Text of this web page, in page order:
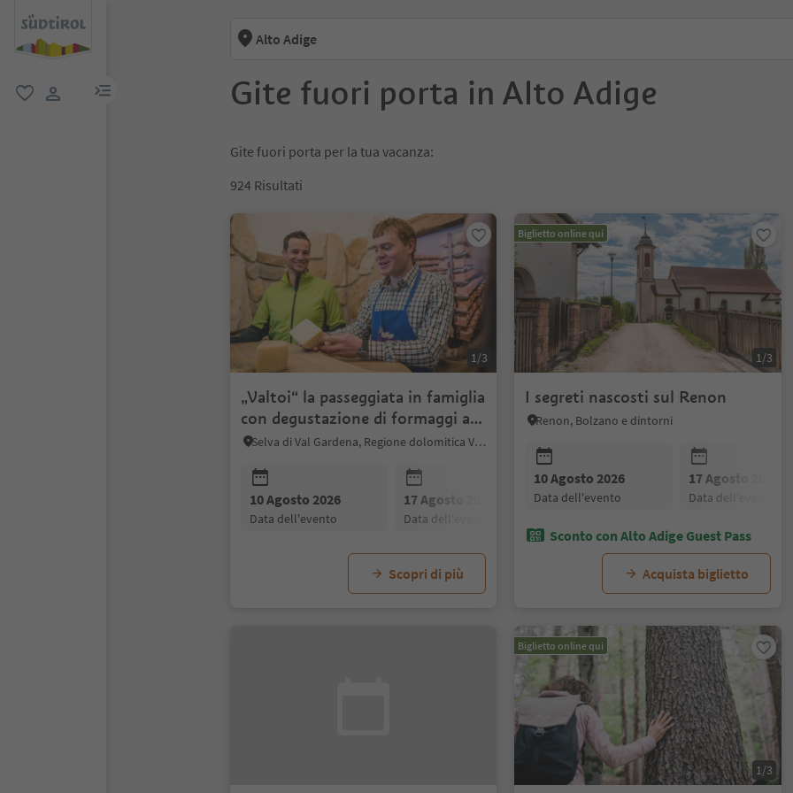
menu link
Alto Adige
Gite fuori porta in Alto Adige
Gite fuori porta per la tua vacanza:
924 Risultati
1/3
„Valtoi“ la passeggiata in famiglia
con degustazione di formaggi al
maso Valin
Selva di Val Gardena, Regione dolomitica Val Gardena
10 Agosto 2026
data dell'evento
17 Agosto 2026
data dell'evento
24 Agosto 2026 31 Agosto
Scopri di più
Biglietto online qui
1/3
I segreti nascosti sul Renon
Renon, Bolzano e dintorni
10 Agosto 2026
data dell'evento
17 Agosto 2026
data dell'evento
Sconto con Alto Adige Guest Pass
Acquista biglietto
Biglietto online qui
1/3